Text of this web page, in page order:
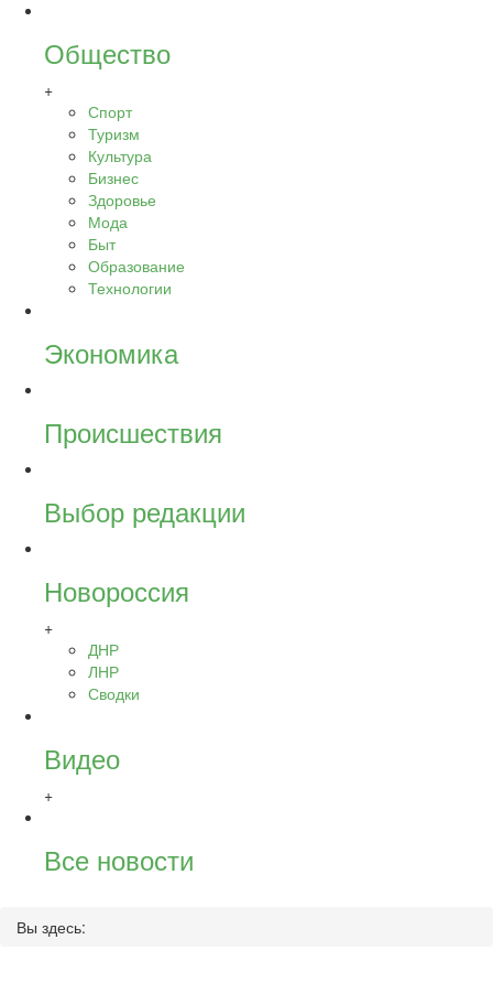
Общество
+
Спорт
Туризм
Культура
Бизнес
Здоровье
Мода
Быт
Образование
Технологии
Экономика
Происшествия
Выбор редакции
Новороссия
+
ДНР
ЛНР
Сводки
Видео
+
Все новости
Вы здесь: